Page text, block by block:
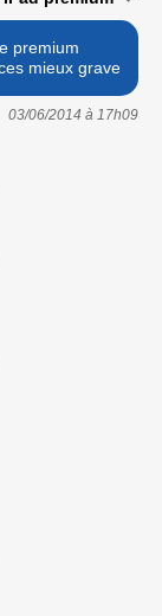
premium
mieux grave
03/06/2014 à 17h09